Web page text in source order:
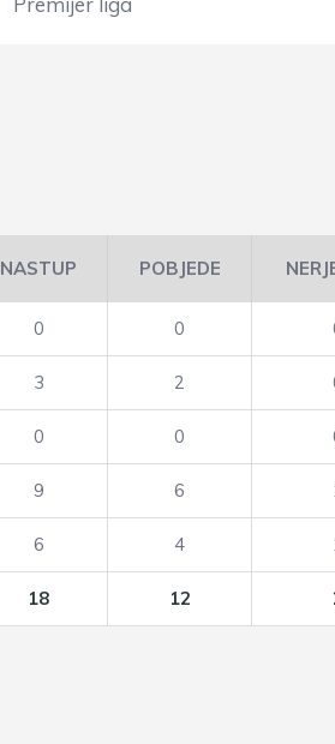
NASTUP POBJEDE
0 0
3 2
0 0
9 6
6 4
18 12